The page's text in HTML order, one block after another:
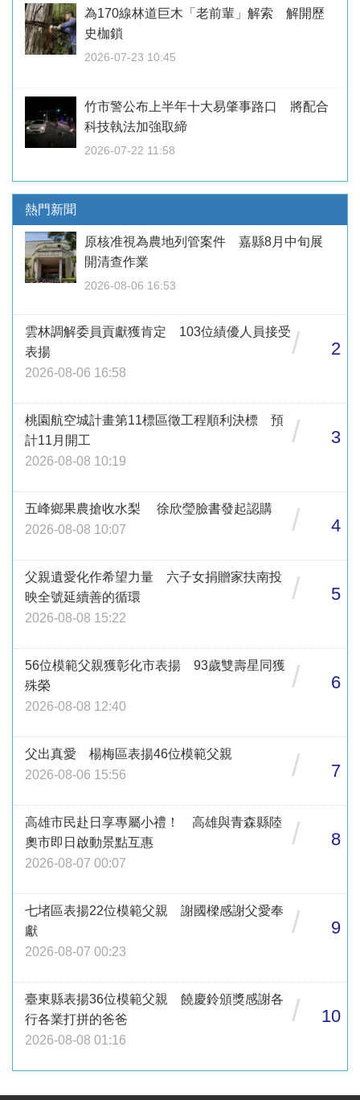
為170線林道巨木「老前輩」解索 解開歷
史枷鎖
2026-07-23 10:45
竹市警公布上半年十大易肇事路口 將配合
科技執法加強取締
2026-07-22 11:58
熱門新聞
原核准視為農地列管案件 嘉縣8月中旬展
開清查作業
2026-08-06 16:53
雲林調解委員貢獻獲肯定 103位績優人員接受
表揚
2026-08-06 16:58
/ 2
桃園航空城計畫第11標區徵工程順利決標 預
計11月開工
2026-08-08 10:19
/ 3
五峰鄉果農搶收水梨 徐欣瑩臉書發起認購
2026-08-08 10:07
/ 4
父親遺愛化作希望力量 六子女捐贈家扶南投
映全號延續善的循環
2026-08-08 15:22
/ 5
56位模範父親獲彰化市表揚 93歲雙壽星同獲
殊榮
2026-08-08 12:40
/ 6
父出真愛 楊梅區表揚46位模範父親
2026-08-06 15:56
/ 7
高雄市民赴日享專屬小禮！ 高雄與青森縣陸
奧市即日啟動景點互惠
2026-08-07 00:07
/ 8
七堵區表揚22位模範父親 謝國樑感謝父愛奉
獻
2026-08-07 00:23
/ 9
臺東縣表揚36位模範父親 饒慶鈴頒獎感謝各
行各業打拼的爸爸
2026-08-08 01:16
/ 10